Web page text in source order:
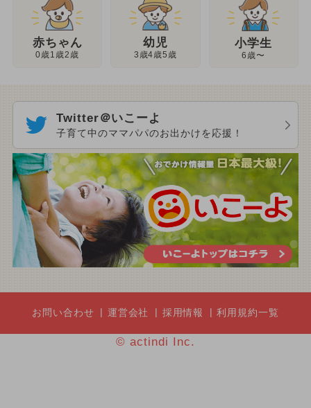
赤ちゃん
0歳1歳2歳
幼児
3歳4歳5歳
小学生
6歳〜
Twitter＠いこーよ
子育て中のママパパのお出かけを応援！
お問い合わせ 運営会社 採用情報 利用規約一覧
© actindi Inc.